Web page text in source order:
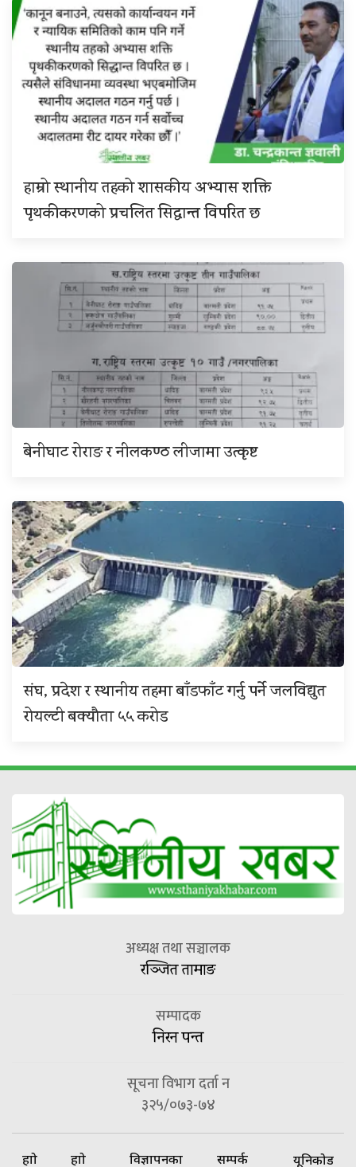
हाम्रो स्थानीय तहको शासकीय अभ्यास शक्ति
पृथकीकरणको प्रचलित सिद्धान्त विपरित छ
बेनीघाट रोराङ र नीलकण्ठ लीजामा उत्कृष्ट
संघ, प्रदेश र स्थानीय तहमा बाँडफाँट गर्नु पर्ने जलविद्युत
रोयल्टी बक्यौता ५५ करोड
अध्यक्ष तथा सञ्चालक
रञ्जित तामाङ
सम्पादक
निरन पन्त
सूचना विभाग दर्ता न
३२५/०७३-७४
हाम्रो हाम्रो विज्ञापनका सम्पर्क यूनिकोड